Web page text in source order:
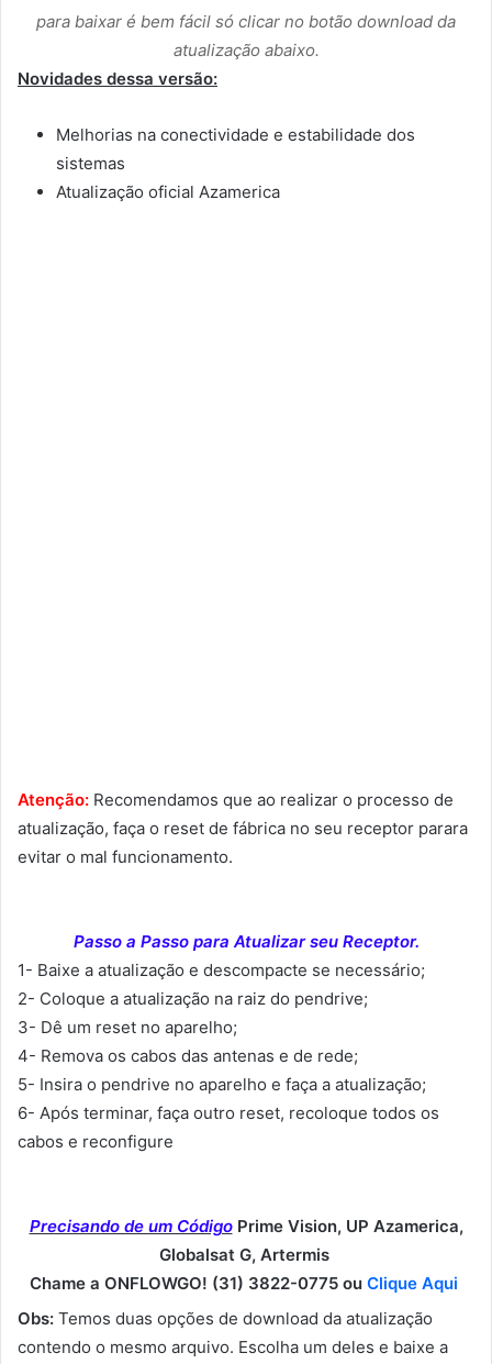
para baixar é bem fácil só clicar no botão download da
atualização abaixo.
Novidades dessa versão:
Melhorias na conectividade e estabilidade dos
sistemas
Atualização oficial Azamerica
Atenção: Recomendamos que ao realizar o processo de
atualização, faça o reset de fábrica no seu receptor parara
evitar o mal funcionamento.
Passo a Passo para Atualizar seu Receptor.
1- Baixe a atualização e descompacte se necessário;
2- Coloque a atualização na raiz do pendrive;
3- Dê um reset no aparelho;
4- Remova os cabos das antenas e de rede;
5- Insira o pendrive no aparelho e faça a atualização;
6- Após terminar, faça outro reset, recoloque todos os
cabos e reconfigure
Precisando de um Código Prime Vision, UP Azamerica,
Globalsat G, Artermis
Chame a ONFLOWGO! (31) 3822-0775 ou Clique Aqui
Obs: Temos duas opções de download da atualização
contendo o mesmo arquivo. Escolha um deles e baixe a